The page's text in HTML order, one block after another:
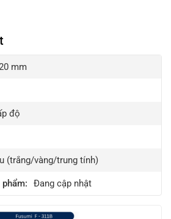
mm
độ
(trắng/vàng/trung tính)
Đang cập nhật